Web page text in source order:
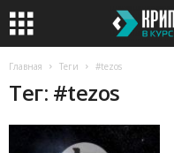
Главная Теги #tezos
Тег: #tezos